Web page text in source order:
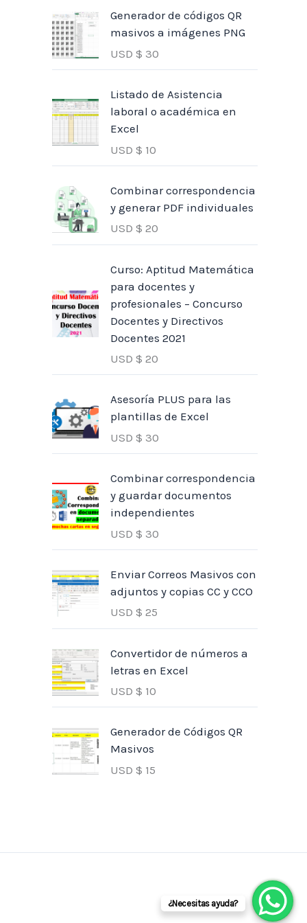
Generador de códigos QR
masivos a imágenes PNG
USD $ 30
Listado de Asistencia
laboral o académica en
Excel
USD $ 10
Combinar correspondencia
y generar PDF individuales
USD $ 20
Curso: Aptitud Matemática
para docentes y
profesionales – Concurso
Docentes y Directivos
Docentes 2021
USD $ 20
Asesoría PLUS para las
plantillas de Excel
USD $ 30
Combinar correspondencia
y guardar documentos
independientes
USD $ 30
Enviar Correos Masivos con
adjuntos y copias CC y CCO
USD $ 25
Convertidor de números a
letras en Excel
USD $ 10
Generador de Códigos QR
Masivos
USD $ 15
¿Necesitas ayuda?